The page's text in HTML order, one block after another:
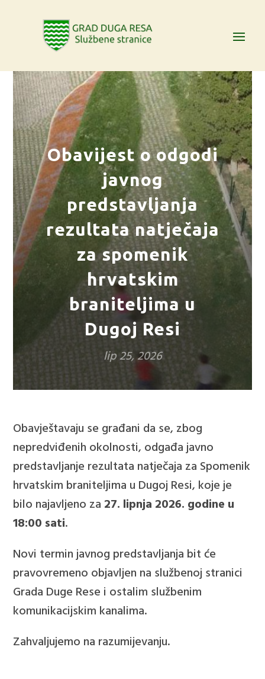
Obavijest o odgodi
javnog
predstavljanja
rezultata natječaja
za spomenik
hrvatskim
braniteljima u
Dugoj Resi
lip 25, 2026
Obavještavaju se građani da se, zbog
nepredviđenih okolnosti, odgađa javno
predstavljanje rezultata natječaja za Spomenik
hrvatskim braniteljima u Dugoj Resi, koje je
bilo najavljeno za 27. lipnja 2026. godine u
18:00 sati.
Novi termin javnog predstavljanja bit će
pravovremeno objavljen na službenoj stranici
Grada Duge Rese i ostalim službenim
komunikacijskim kanalima.
Zahvaljujemo na razumijevanju.